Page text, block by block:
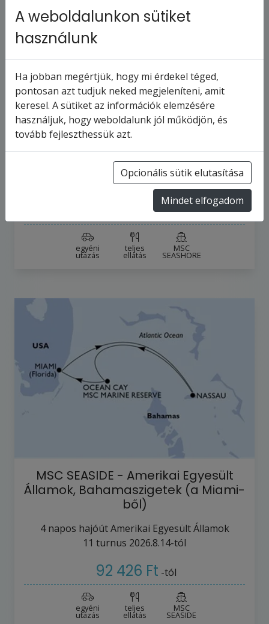
MSC SEASHORE - Amerikai Egyesült
Államok, Bahamaszigetek (a Port
Amerikai Egyesült Államok
turnus2026.8.30-tól
94 245 Ft-tól
egyéni
utazás
teljes
ellátás
MSC
SEASHORE
MSC SEASIDE - Amerikai Egyesült
Államok, Bahamaszigetek (a Miami-
ből)
4napos hajóútAmerikai Egyesült Államok
11 turnus 2026.8.14-tól
92 426 Ft -tól
egyéni
utazás
teljes
ellátás
MSC
SEASIDE
A weboldalunkon sütiket
használunk
Ha jobban megértjük, hogy mi érdekel téged,
pontosan azt tudjuk neked megjeleníteni, amit
keresel. A sütiket az információk elemzésére
használjuk, hogy weboldalunk jól működjön, és
tovább fejleszthessük azt.
Opcionális sütik elutasítása
Mindet elfogadom